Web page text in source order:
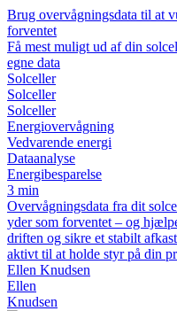
Brug overvågningsdata til at
forventet
Få mest muligt ud af din
egne data
Solceller
Solceller
Solceller
Energiovervågning
Vedvarende energi
Dataanalyse
Energibesparelse
3 min
Overvågningsdata fra dit
yder som forventet – og
driften og sikre et stabilt
aktivt til at holde styr på din
Ellen Knudsen
Ellen
Knudsen